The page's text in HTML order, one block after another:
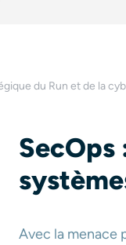
du Run et de la
Avec la menace